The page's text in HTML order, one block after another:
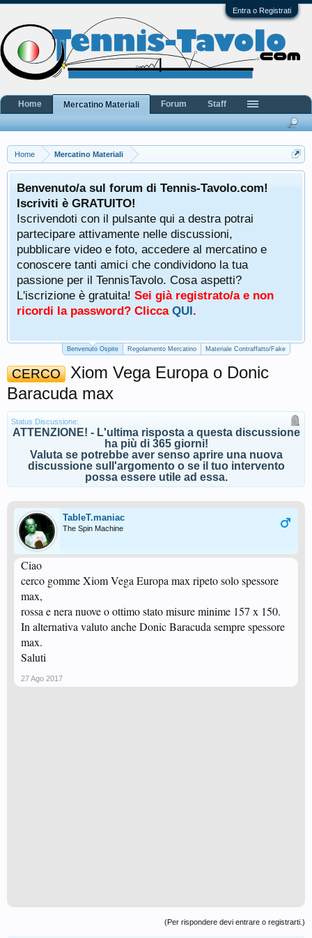
Entra o Registrati
Home Mercatino Materiali
Benvenuto/a sul forum di Tennis-Tavolo.com!
Iscriviti è GRATUITO!
Iscrivendoti con il pulsante qui a destra potrai
partecipare attivamente nelle discussioni,
pubblicare video e foto, accedere al mercatino e
conoscere tanti amici che condividono la tua
passione per il TennisTavolo. Cosa aspetti?
L'iscrizione è gratuita! Sei già registrato/a e non
ricordi la password? Clicca QUI.
Benvenuto Ospite Regolamento Mercatino Materiale Contraffatto/Fake
CERCO
Xiom Vega Europa o Donic
Baracuda max
Status Discussione:
ATTENZIONE! - L'ultima risposta a questa discussione
ha più di 365 giorni!
Valuta se potrebbe aver senso aprire una nuova
discussione sull'argomento o se il tuo intervento
possa essere utile ad essa.
TableT.maniac
The Spin Machine
Ciao
cerco gomme Xiom Vega Europa max ripeto solo spessore
max,
rossa e nera nuove o ottimo stato misure minime 157 x 150.
In alternativa valuto anche Donic Baracuda sempre spessore
max.
Saluti
27 Ago 2017
(Per rispondere devi entrare o registrarti.)
Home Mercatino Materiali Forum Staff